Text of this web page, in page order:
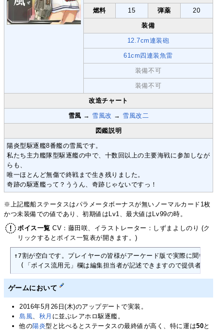
燃料 15 弾薬 20
装備
12.7cm連装砲
61cm四連装魚雷
装備不可
装備不可
改造チャート
雪風 → 雪風改 → 雪風改二
図鑑説明
陽炎型駆逐艦8番艦の雪風です。
私たち主力艦隊型駆逐艦の中で、十数回以上の主要海戦に参加しなが
らも、
唯一ほとんど無傷で終戦まで生き残りました。
奇跡の駆逐艦って？ううん、奇跡じゃないですっ！
※上記艦船ステータスはパラメータボーナスが無いノーマルカード1枚
かつ未装備での値であり、初期値はLv1、最大値はLv99の時。
ボイス一覧 CV：藤田咲、イラストレーター：しずまよしのり (ク
リックするとボイス一覧表が開きます。)
↑7割が空白です。プレイヤーの皆様がアーケード版で実際に聞いた
(「ボイス流用元」欄は編集担当者が記述できますので提供者の
ゲームにおいて
2016年5月26日(木)のアップデートで実装。
島風
秋月 に並ぶレアホロ駆逐艦。
他の陽炎型と比べるとステータスの最終値が高く、特に運は50と